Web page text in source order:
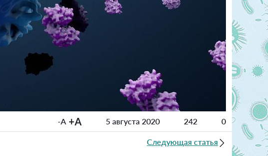
-A +A 5 августа 2020 242 0
Следующая статья